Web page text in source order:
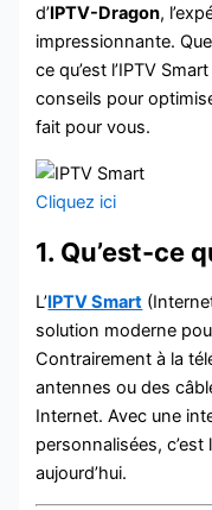
d’IPTV-Dragon,
impressionnante.
ce qu’est l’IPTV
conseils pour
fait pour vous.
Cliquez ici
1. Qu’est-ce
L’IPTV Smart
solution moderne
Contrairement à la
antennes ou des
Internet. Avec une
personnalisées,
aujourd’hui.